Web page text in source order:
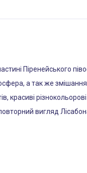
Піренейського
а так же змішання
красиві
вигляд